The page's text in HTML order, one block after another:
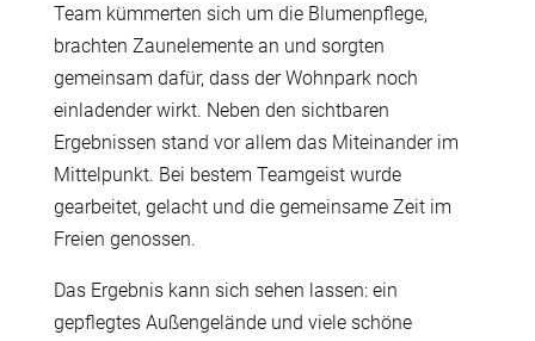
Team kümmerten sich um die Blumenpflege,
brachten Zaunelemente an und sorgten
gemeinsam dafür, dass der Wohnpark noch
einladender wirkt. Neben den sichtbaren
Ergebnissen stand vor allem das Miteinander im
Mittelpunkt. Bei bestem Teamgeist wurde
gearbeitet, gelacht und die gemeinsame Zeit im
Freien genossen.
Das Ergebnis kann sich sehen lassen: ein
gepflegtes Außengelände und viele schöne